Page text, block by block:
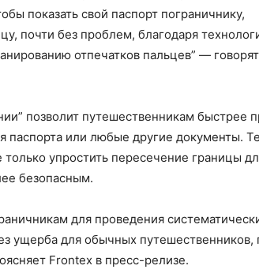
показать свой паспорт пограничнику,
почти без проблем, благодаря
отпечатков пальцев” —
позволит путешественникам быстрее
паспорта или любые другие документы.
упростить пересечение границы
безопасным.
для проведения
ущерба для обычных путешественников,
Frontex в пресс-релизе.